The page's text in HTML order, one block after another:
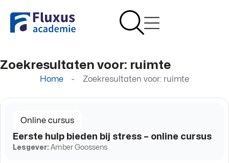
Zoekresultaten voor: ruimte
Home - Zoekresultaten voor: ruimte
Online cursus
Eerste hulp bieden bij stress – online cursus
Lesgever: Amber Goossens